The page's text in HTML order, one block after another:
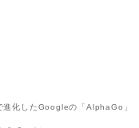
進化したGoogleの「AlphaGo」